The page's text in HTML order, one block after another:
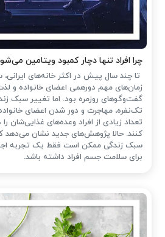
چرا افراد تنها دچار کمبود ویتامین
تا چند سال پیش در اکثر خانه‌های ایرانی،
زمان‌های مهم دورهمی اعضای خانواده و
گفت‌وگوهای روزمره بود. اما تغییر سبک
تک‌نفره، مهاجرت و دور شدن اعضای
تعداد زیادی از افراد وعده‌های
کنند. حالا پژوهش‌های جدید نشان می‌دهد
سبک زندگی ممکن است فقط یک تجربه
برای سلامت جسم افراد داشته باشد.